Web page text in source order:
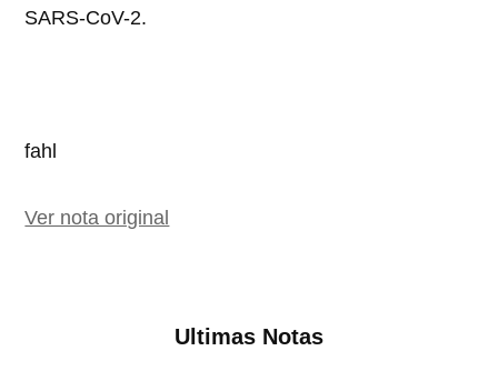
SARS-CoV-2.
fahl
Ver nota original
Ultimas Notas